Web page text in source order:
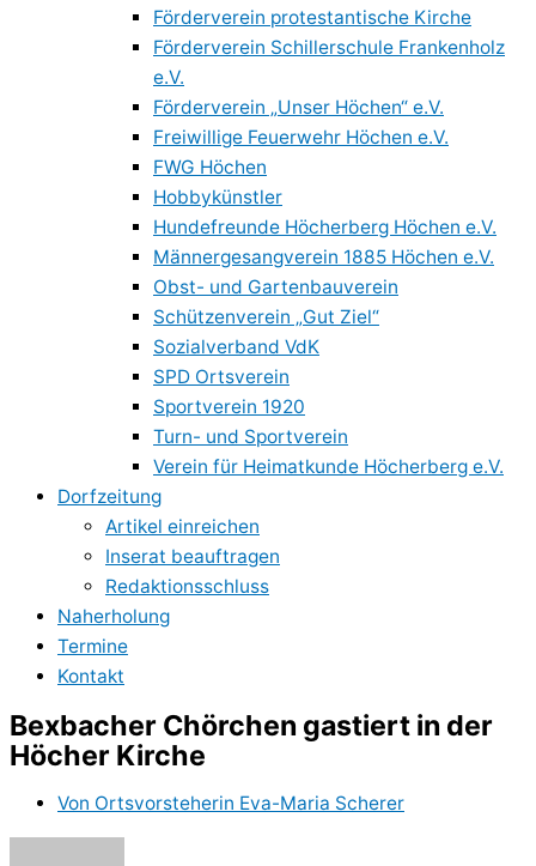
Förderverein protestantische Kirche
Förderverein Schillerschule Frankenholz
e.V.
Förderverein „Unser Höchen“ e.V.
Freiwillige Feuerwehr Höchen e.V.
FWG Höchen
Hobbykünstler
Hundefreunde Höcherberg Höchen e.V.
Männergesangverein 1885 Höchen e.V.
Obst- und Gartenbauverein
Schützenverein „Gut Ziel“
Sozialverband VdK
SPD Ortsverein
Sportverein 1920
Turn- und Sportverein
Verein für Heimatkunde Höcherberg e.V.
Dorfzeitung
Artikel einreichen
Inserat beauftragen
Redaktionsschluss
Naherholung
Termine
Kontakt
Bexbacher Chörchen gastiert in der
Höcher Kirche
Von Ortsvorsteherin Eva-Maria Scherer